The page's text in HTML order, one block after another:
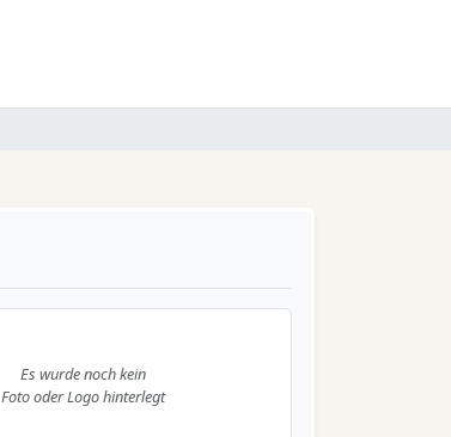
Es wurde noch kein
Foto oder Logo hinterlegt